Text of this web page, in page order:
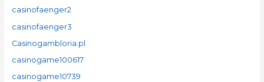
casinofaenger2
casinofaenger3
Casinogambloria.pl
casinogame100617
casinogame10739